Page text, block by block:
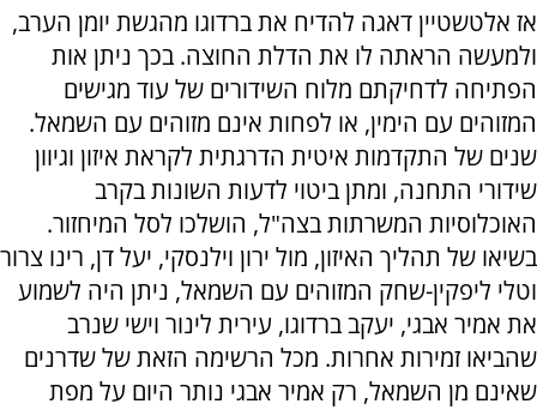
אז אלטשטיין דאגה להדיח את ברדוגו מהגשת יומן הערב,
ולמעשה הראתה לו את הדלת החוצה. בכך ניתן אות
הפתיחה לדחיקתם מלוח השידורים של עוד מגישים
המזוהים עם הימין, או לפחות אינם מזוהים עם השמאל.
שנים של התקדמות איטית הדרגתית לקראת איזון וגיוון
שידורי התחנה, ומתן ביטוי לדעות השונות בקרב
האוכלוסיות המשרתות בצה"ל, הושלכו לסל המיחזור.
בשיאו של תהליך האיזון, מול ירון וילנסקי, יעל דן, רינו צרור
וטלי ליפקין-שחק המזוהים עם השמאל, ניתן היה לשמוע
את אמיר אבגי, יעקב ברדוגו, עירית לינור וישי שנרב
שהביאו זמירות אחרות. מכל הרשימה הזאת של שדרנים
שאינם מן השמאל, רק אמיר אבגי נותר היום על מפת